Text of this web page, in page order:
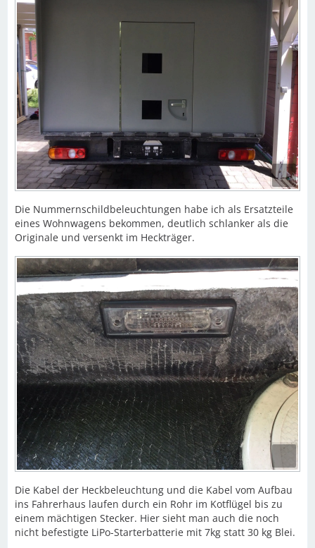
Die Nummernschildbeleuchtungen habe ich als Ersatzteile
eines Wohnwagens bekommen, deutlich schlanker als die
Originale und versenkt im Heckträger.
Die Kabel der Heckbeleuchtung und die Kabel vom Aufbau
ins Fahrerhaus laufen durch ein Rohr im Kotflügel bis zu
einem mächtigen Stecker. Hier sieht man auch die noch
nicht befestigte LiPo-Starterbatterie mit 7kg statt 30 kg Blei.